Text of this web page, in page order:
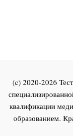
(c) 2020-2026
квалификации
образованием.